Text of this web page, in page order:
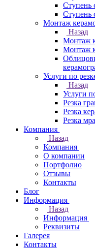
Ступень
Ступень
Монтаж
Назад
Монтаж
Монтаж
Услуги по
Назад
Услуги
Резка
Резка
Резка
Компания
Назад
Компания
О компании
Портфолио
Отзывы
Контакты
Блог
Информация
Назад
Информация
Реквизиты
Галерея
Контакты